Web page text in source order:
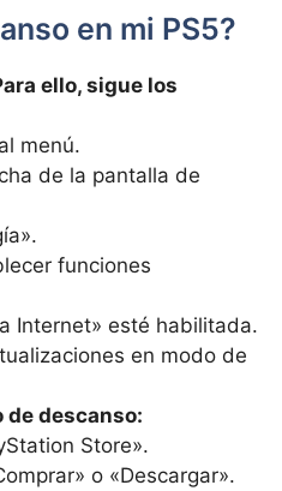
en mi PS5?
ello, sigue los
menú.
de la pantalla de
funciones
Internet» esté habilitada.
en modo de
de descanso:
Store».
o «Descargar».